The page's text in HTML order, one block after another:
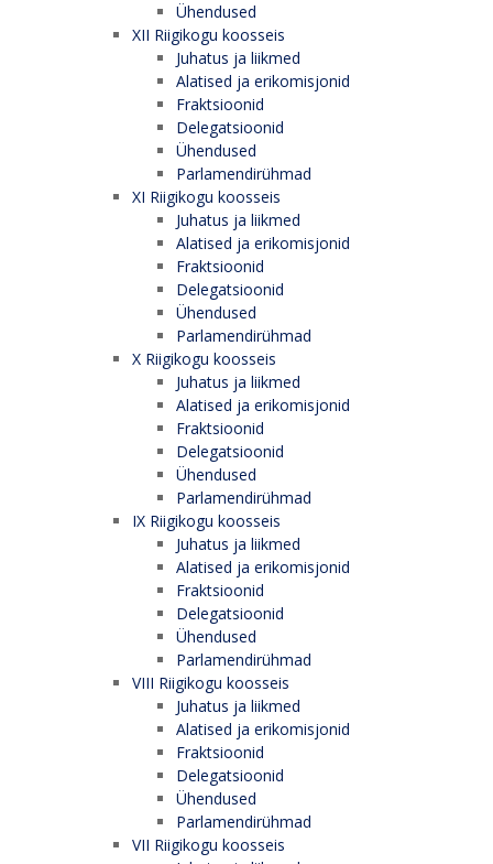
Ühendused
XII Riigikogu koosseis
Juhatus ja liikmed
Alatised ja erikomisjonid
Fraktsioonid
Delegatsioonid
Ühendused
Parlamendirühmad
XI Riigikogu koosseis
Juhatus ja liikmed
Alatised ja erikomisjonid
Fraktsioonid
Delegatsioonid
Ühendused
Parlamendirühmad
X Riigikogu koosseis
Juhatus ja liikmed
Alatised ja erikomisjonid
Fraktsioonid
Delegatsioonid
Ühendused
Parlamendirühmad
IX Riigikogu koosseis
Juhatus ja liikmed
Alatised ja erikomisjonid
Fraktsioonid
Delegatsioonid
Ühendused
Parlamendirühmad
VIII Riigikogu koosseis
Juhatus ja liikmed
Alatised ja erikomisjonid
Fraktsioonid
Delegatsioonid
Ühendused
Parlamendirühmad
VII Riigikogu koosseis